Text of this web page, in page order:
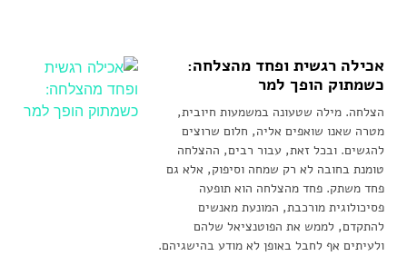
אכילה רגשית ופחד מהצלחה:
כשמתוק הופך למר
הצלחה. מילה שטעונה במשמעות חיובית,
מטרה שאנו שואפים אליה, חלום שרוצים
להגשים. ובכל זאת, עבור רבים, ההצלחה
טומנת בחובה לא רק שמחה וסיפוק, אלא גם
פחד משתק. פחד מהצלחה הוא תופעה
פסיכולוגית מורכבת, המונעת מאנשים
להתקדם, לממש את הפוטנציאל שלהם
ולעיתים אף לחבל באופן לא מודע בהישגיהם.